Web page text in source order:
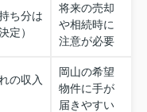
ち分は
定）
将来の売却
や相続時に
注意が必要
の収入
岡山の希望
物件に手が
届きやすい